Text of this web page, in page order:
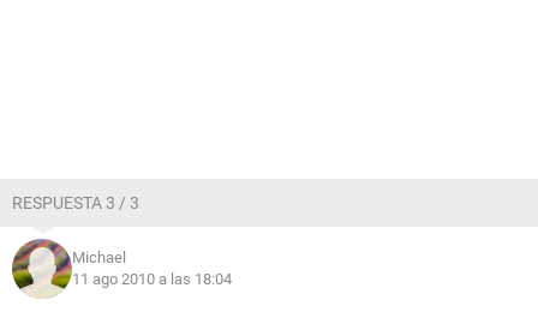
RESPUESTA 3 / 3
Michael
11 ago 2010 a las 18:04